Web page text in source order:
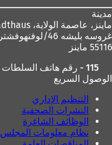
مدينة
ماينز، عاصمة الولاية،
غروسه بليشه 46/لوفنهوفشتراسه 1،
55116 ماينز
115 - رقم هاتف السلطات
الوصول السريع
التنظيم الإداري
النشرات الصحفية
الوظائف الشاغرة
نظام معلومات المجلس